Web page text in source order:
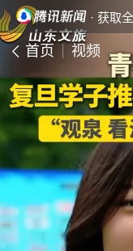
· 获取
首页 视频